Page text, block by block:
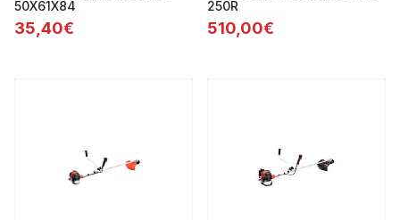
50X61X84
35,40€
250R
510,00€